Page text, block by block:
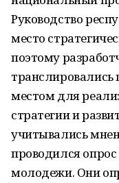
Руководство
место
поэтому
местом для
стратегии и
учитывались
проводился
молодежи. Они